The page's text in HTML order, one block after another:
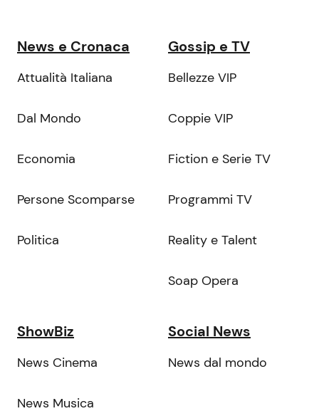
News e Cronaca
Attualità Italiana
Dal Mondo
Economia
Persone Scomparse
Politica
Gossip e TV
Bellezze VIP
Coppie VIP
Fiction e Serie TV
Programmi TV
Reality e Talent
Soap Opera
ShowBiz
News Cinema
News Musica
Social News
News dal mondo